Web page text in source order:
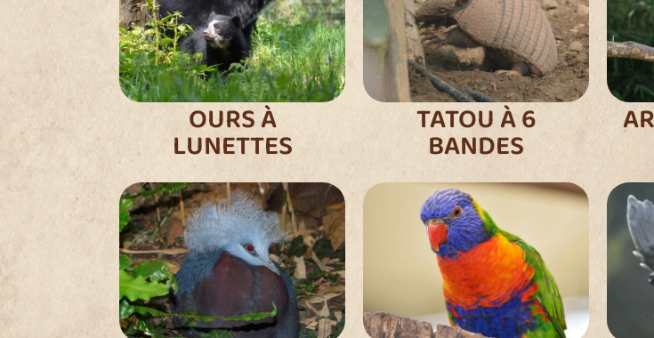
OURS À
LUNETTES
TATOU À 6
BANDES